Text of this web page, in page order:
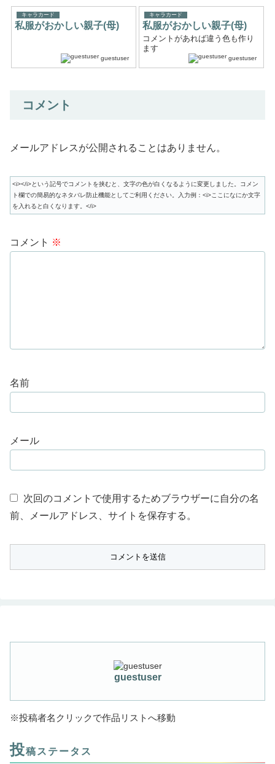
キャラカード
私服がおかしい親子(母)
guestuser
キャラカード
私服がおかしい親子(母)
コメントがあれば違う色も作り
ます
guestuser
コメント
メールアドレスが公開されることはありません。
<i></i>という記号でコメントを挟むと、文字の色が白くなるように変更しました。コメン
ト欄での簡易的なネタバレ防止機能としてご利用ください。入力例：<i>ここになにか文字
を入れると白くなります。</i>
コメント ※
名前
メール
次回のコメントで使用するためブラウザーに自分の名
前、メールアドレス、サイトを保存する。
guestuser
※投稿者名クリックで作品リストへ移動
投稿ステータス